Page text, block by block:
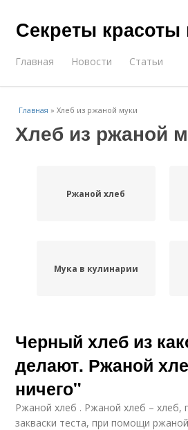
Секреты красоты
Главная Новости Статьи
Главная »Хлеб из ржаной муки
Хлеб из ржаной
Ржаной хлеб
Мука в кулинарии
Черный хлеб
Хлеб для цвета
Черный хлеб из
делают. Ржаной
ничего"
Ржаной хлеб . Ржаной хлеб – хлеб,
закваски теста, при помощи